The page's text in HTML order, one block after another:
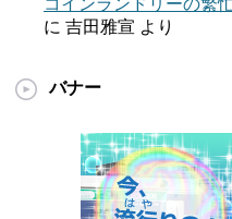
コインランドリーの繁
に 吉田雅宣 より
バナー